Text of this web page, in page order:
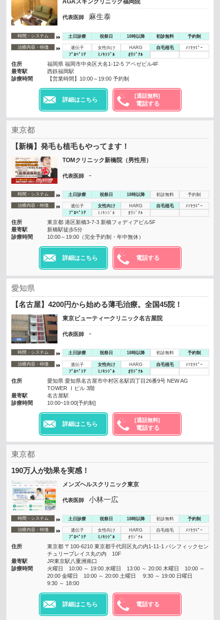
AGAスキンクリニック福岡院
代表医師 麻生泰
時間・システム 土日診療 祝祭日 18時以降 初診無料 予約制
治療内容・特徴 遺伝子 女性向け HARG 自毛植毛
ﾒｿｾﾗﾋﾟｰ
ﾌﾟﾛﾍﾟｼｱ
ﾐﾉｷｼｼﾞﾙ ｵﾘｼﾞﾅﾙ
住所
福岡県 福岡市中央区大名1-12-5 アペゼビル4F
最寄駅
西鉄福岡駅
診療時間
【営業時間】10:00～19:00 予約制
詳細はこちら
[通話無料]
電話する
東京都
【新橋】発毛も植毛もやってます！
TOMクリニック新橋院（男性用）
代表医師 -
時間・システム 土日診療 祝祭日 18時以降 初診無料 予約制
治療内容・特徴 遺伝子 女性向け HARG 自毛植毛
ﾒｿｾﾗﾋﾟｰ
ﾌﾟﾛﾍﾟｼｱ
ﾐﾉｷｼｼﾞﾙ ｵﾘｼﾞﾅﾙ
住所
東京都 港区新橋3-7-3 新橋フォディアビル5F
最寄駅
新橋駅徒歩5分
診療時間
10:00～19:00（完全予約制・年中無休）
詳細はこちら 電話する
愛知県
【名古屋】4200円から始める薄毛治療。全国45院！
東京ビューティークリニック名古屋院
代表医師 -
時間・システム 土日診療 祝祭日 18時以降 初診無料 予約制
治療内容・特徴 遺伝子 女性向け HARG 自毛植毛
ﾒｿｾﾗﾋﾟｰ
ﾌﾟﾛﾍﾟｼｱ
ﾐﾉｷｼｼﾞﾙ ｵﾘｼﾞﾅﾙ
住所
愛知県 愛知県名古屋市中村区名駅四丁目26番9号 NEW AG
TOWER Ⅰビル 3階
最寄駅
名古屋駅
診療時間
10:00~19:00[予約制]
詳細はこちら
[通話無料]
電話する
東京都
190万人が効果を実感！
メンズヘルスクリニック東京
代表医師 小林一広
時間・システム 土日診療 祝祭日 18時以降 初診無料 予約制
治療内容・特徴 遺伝子 女性向け HARG 自毛植毛
ﾒｿｾﾗﾋﾟｰ
ﾌﾟﾛﾍﾟｼｱ
ﾐﾉｷｼｼﾞﾙ ｵﾘｼﾞﾅﾙ
住所
東京都 〒100-6210 東京都千代田区丸の内1-11-1 パシフィックセン
チュリープレイス丸の内 10F
最寄駅
JR東京駅八重洲南口
診療時間
火曜日 10:00 ～ 19:00 水曜日 13:00 ～ 20:00 木曜日 10:00 ～
20:00 金曜日 10:00 ～ 20:00 土曜日 9:30 ～ 19:00 日曜日
9:30 ～ 18:00
詳細はこちら 電話する